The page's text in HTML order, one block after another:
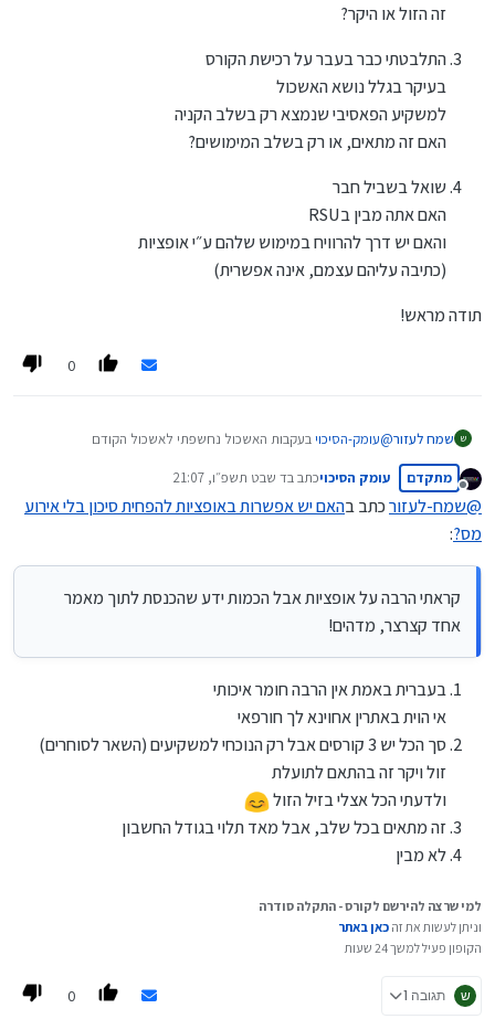
זה הזול או היקר?
התלבטתי כבר בעבר על רכישת הקורס
בעיקר בגלל נושא האשכול
למשקיע הפאסיבי שנמצא רק בשלב הקניה
האם זה מתאים, או רק בשלב המימושים?
שואל בשביל חבר
האם אתה מבין בRSU
והאם יש דרך להרוויח במימוש שלהם ע״י אופציות
(כתיבה עליהם עצמם, אינה אפשרית)
תודה מראש!
0
ש שמח לעזור@עומק-הסיכויבעקבות האשכול נחשפתי לאשכול הקודם
אתה כותב מעולה!
קראתי הרבה על אופציות אבל הכמות ידע שהכנסת לתוך מאמר
ראיתי שכתבת על 2 קורסים ובאתר ראיתי רק אחד של 4,400
התלבטתי כבר בעבר על רכישת הקורס
למשקיע הפאסיבי שנמצא רק בשלב הקניה
האם זה מתאים, או רק בשלב המימושים?
שואל בשביל חבר
האם אתה מבין בRSU
והאם יש דרך להרוויח במימוש שלהם ע״י אופציות
(כתיבה עליהם עצמם, אינה אפשרית)
תודה מראש! מנותק
מתקדם עומק הסיכויכתב בד שבט תשפ״ו, 21:07
נערך לאחרונה על ידי
@שמח-לעזורכתב בהאם יש אפשרות באופציות להפחית סיכון בלי אירוע
מס?:
קראתי הרבה על אופציות אבל הכמות ידע שהכנסת לתוך מאמר
אחד קצרצר, מדהים!
בעברית באמת אין הרבה חומר איכותי
אי הוית באתרין אחוינא לך חורפאי
סך הכל יש 3 קורסים אבל רק הנוכחי למשקיעים (השאר לסוחרים)
זול ויקר זה בהתאם לתועלת
ולדעתי הכל אצלי בזיל הזול
זה מתאים בכל שלב, אבל מאד תלוי בגודל החשבון
לא מבין
למי שרצה להירשם לקורס - התקלה סודרה
וניתן לעשות את זה כאן באתר
הקופון פעיל למשך 24 שעות
ש תגובה 1 0